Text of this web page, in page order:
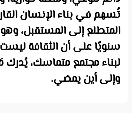
تُسهم في بناء الإنسان
المتطلع إلى المستقبل، وهو
سنويًا على أن الثقافة ليست
لبناء مجتمع متماسك،
وإلى أين يمضي.